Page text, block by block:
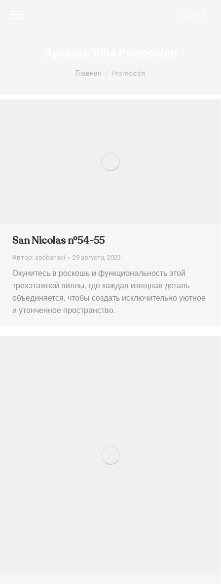
Вы здесь:
Главная Promoción
San Nicolas nº54-55
Автор: asobanski 29 августа, 2023
Окунитесь в роскошь и функциональность этой
трехэтажной виллы, где каждая изящная деталь
объединяется, чтобы создать исключительно уютное
и утонченное пространство.